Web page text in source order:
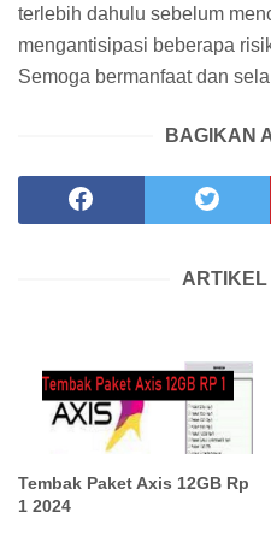
terlebih dahulu sebelum
mengantisipasi beberapa
Semoga bermanfaat dan
BAGIKAN
Tembak Paket Axis 12GB Rp
1 2024